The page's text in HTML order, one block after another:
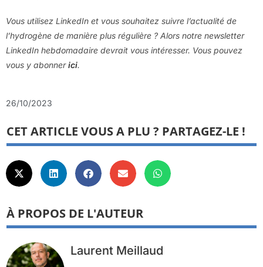
Vous utilisez LinkedIn et vous souhaitez suivre l’actualité de
l’hydrogène de manière plus régulière ? Alors notre newsletter
LinkedIn hebdomadaire devrait vous intéresser. Vous pouvez
vous y abonnerici.
26/10/2023
CET ARTICLE VOUS A PLU ? PARTAGEZ-LE !
À PROPOS DE L'AUTEUR
Laurent Meillaud